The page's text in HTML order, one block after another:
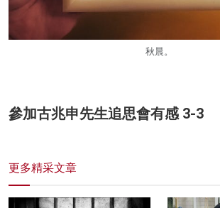
秋晨。
參加古兆申先生追思會有感 3-3
更多精采文章